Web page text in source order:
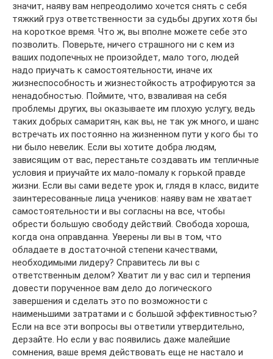
значит, наяву вам непреодолимо хочется снять с себя
тяжкий груз ответственности за судьбы других хотя бы
на короткое время. Что ж, вы вполне можете себе это
позволить. Поверьте, ничего страшного ни с кем из
ваших подопечных не произойдет, мало того, людей
надо приучать к самостоятельности, иначе их
жизнеспособность и жизнестойкость атрофируются за
ненадобностью. Поймите, что, взваливая на себя
проблемы других, вы оказываете им плохую услугу, ведь
таких добрых самаритян, как вы, не так уж много, и шанс
встречать их постоянно на жизненном пути у кого бы то
ни было невелик. Если вы хотите добра людям,
зависящим от вас, перестаньте создавать им тепличные
условия и приучайте их мало-помалу к горькой правде
жизни. Если вы сами ведете урок и, глядя в класс, видите
заинтересованные лица учеников: наяву вам не хватает
самостоятельности и вы согласны на все, чтобы
обрести большую свободу действий. Свобода хороша,
когда она оправданна. Уверены ли вы в том, что
обладаете в достаточной степени качествами,
необходимыми лидеру? Справитесь ли вы с
ответственным делом? Хватит ли у вас сил и терпения
довести порученное вам дело до логического
завершения и сделать это по возможности с
наименьшими затратами и с большой эффективностью?
Если на все эти вопросы вы ответили утвердительно,
дерзайте. Но если у вас появились даже малейшие
сомнения, ваше время действовать еще не настало и